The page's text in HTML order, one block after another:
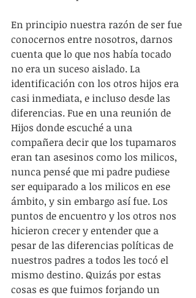
En principio nuestra razón de ser fue
conocernos entre nosotros, darnos
cuenta que lo que nos había tocado
no era un suceso aislado. La
identificación con los otros hijos era
casi inmediata, e incluso desde las
diferencias. Fue en una reunión de
Hijos donde escuché a una
compañera decir que los tupamaros
eran tan asesinos como los milicos,
nunca pensé que mi padre pudiese
ser equiparado a los milicos en ese
ámbito, y sin embargo así fue. Los
puntos de encuentro y los otros nos
hicieron crecer y entender que a
pesar de las diferencias políticas de
nuestros padres a todos les tocó el
mismo destino. Quizás por estas
cosas es que fuimos forjando un